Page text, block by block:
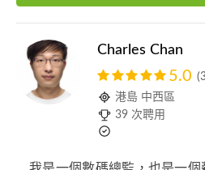
Charles Chan
5.0
港島 中西區
39 次聘用